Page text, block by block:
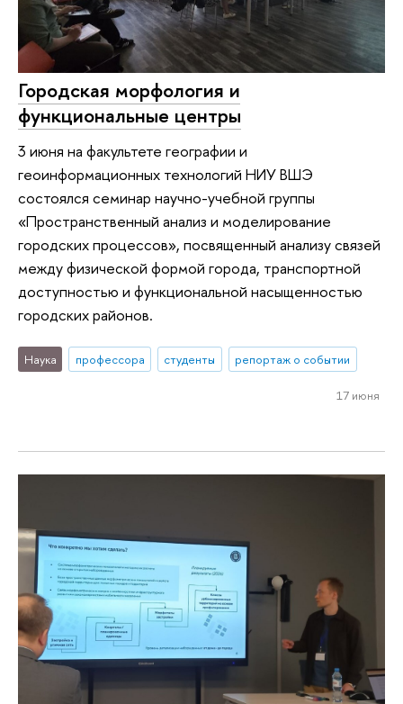
Городская морфология и
функциональные центры
3 июня на факультете географии и
геоинформационных технологий НИУ ВШЭ
состоялся семинар научно-учебной группы
«Пространственный анализ и моделирование
городских процессов», посвященный анализу связей
между физической формой города, транспортной
доступностью и функциональной насыщенностью
городских районов.
Наука профессора студенты репортаж о событии
17 июня